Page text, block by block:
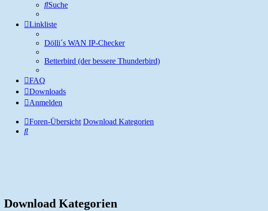
Suche
Linkliste
Dölli´s WAN IP-Checker
Betterbird (der bessere Thunderbird)
FAQ
Downloads
Anmelden
Foren-Übersicht Download Kategorien
Suche
Download Kategorien